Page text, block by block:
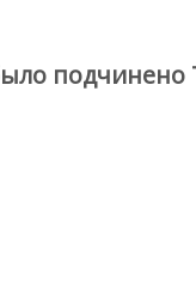
подчинено